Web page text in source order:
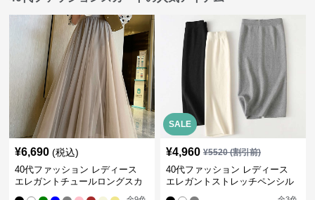
¥6,690 (税込)
40代ファッション レディース
エレガントチュールロングスカ
SALE
¥4,960 ¥5520(割引前)
40代ファッション レディース
エレガントストレッチペンシル